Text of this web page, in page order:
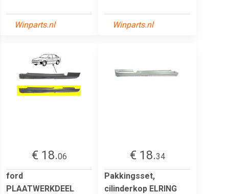
Winparts.nl Winparts.nl
€ 18.06
ford
PLAATWERKDEEL
€ 18.34
Pakkingsset,
cilinderkop ELRING